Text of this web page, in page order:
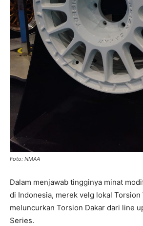
Foto: NMAA
Dalam menjawab tingginya minat
di Indonesia, merek velg lokal Torsion
meluncurkan Torsion Dakar dari line
Series.